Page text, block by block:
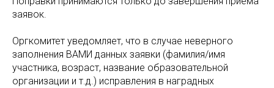
заявок.
Оргкомитет уведомляет, что в случае неверного
заполнения ВАМИ данных заявки (фамилия/имя
участника, возраст, название образовательной
организации и т.д.) исправления в наградных